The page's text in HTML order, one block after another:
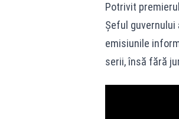
Potrivit
Șeful
emisiunile
serii, însă fără